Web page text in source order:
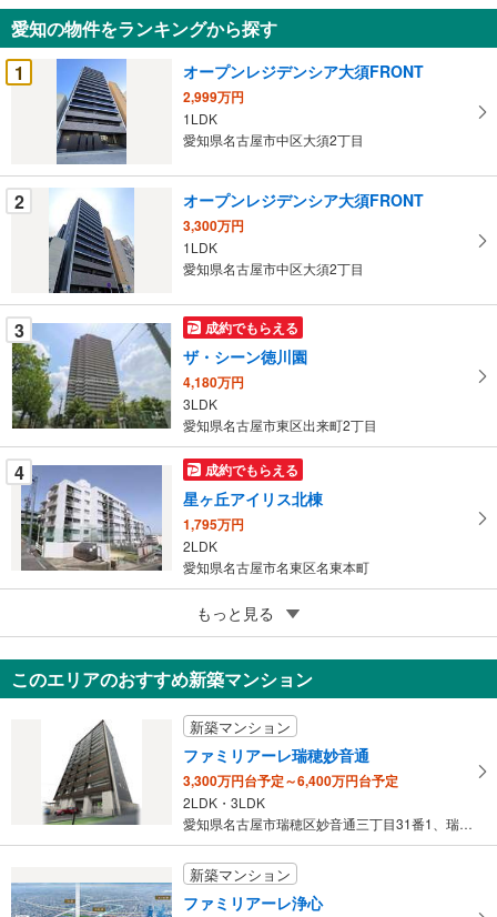
知
を
受
け
条
件
ペ
ー
ジ
に
保
存
す
る
愛知の物件をランキングから探す
1
オープンレジデンシア大須FRONT
2,999万円
1LDK
愛知県名古屋市中区大須2丁目
2 オープンレジデンシア大須FRONT
3,300万円
1LDK
愛知県名古屋市中区大須2丁目
3 成約でもらえる
ザ・シーン徳川園
4,180万円
3LDK
愛知県名古屋市東区出来町2丁目
4 成約でもらえる
星ヶ丘アイリス北棟
1,795万円
2LDK
愛知県名古屋市名東区名東本町
成約でもらえる
三旺マンション第2植田B棟
2,580万円
3LDK
もっと見る
このエリアのおすすめ新築マンション
新築マンション
ファミリアーレ瑞穂妙音通
3,300万円台予定～6,400万円台予定
2LDK・3LDK
愛知県名古屋市瑞穂区妙音通三丁目31番1、瑞穂区土市町一丁目16…
新築マンション
ファミリアーレ浄心